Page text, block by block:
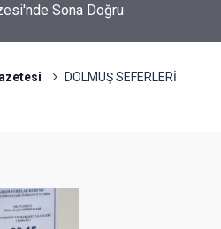
Sona Doğru
DOLMUŞ SEFERLERİ